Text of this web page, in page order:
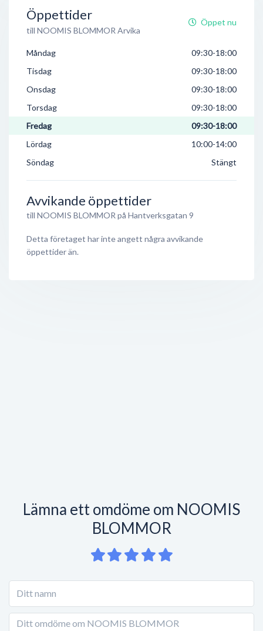
Öppettider
till NOOMIS BLOMMOR Arvika
Öppet nu
Måndag
09:30-18:00
Tisdag
09:30-18:00
Onsdag
09:30-18:00
Torsdag
09:30-18:00
Fredag
09:30-18:00
Lördag
10:00-14:00
Söndag
Stängt
Avvikande öppettider
till NOOMIS BLOMMOR på Hantverksgatan 9
Detta företaget har inte angett några avvikande
öppettider än.
Lämna ett omdöme om NOOMIS
BLOMMOR